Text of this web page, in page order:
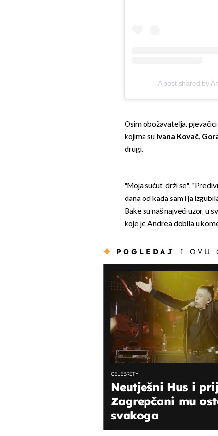
A post shared by
Osim obožavatelja,
kojima su Ivana Kovač,
drugi.
"Moja sućut, drži se",
dana od kada sam i ja
Bake su naš najveći uzor, u
koje je Andrea dobila u
POGLEDAJ I OVU
CELEBRITY
Neutješni Hus i
Zagrepčani mu
svakoga